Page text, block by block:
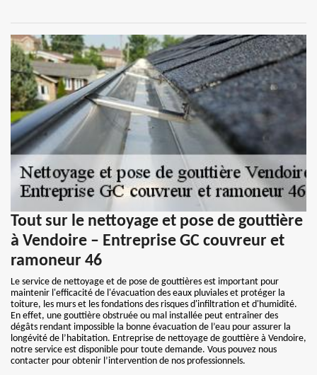
Tout sur le nettoyage et pose de gouttière
à Vendoire – Entreprise GC couvreur et
ramoneur 46
Le service de nettoyage et de pose de gouttières est important pour
maintenir l'efficacité de l'évacuation des eaux pluviales et protéger la
toiture, les murs et les fondations des risques d'infiltration et d'humidité.
En effet, une gouttière obstruée ou mal installée peut entraîner des
dégâts rendant impossible la bonne évacuation de l’eau pour assurer la
longévité de l’habitation. Entreprise de nettoyage de gouttière à Vendoire,
notre service est disponible pour toute demande. Vous pouvez nous
contacter pour obtenir l’intervention de nos professionnels.